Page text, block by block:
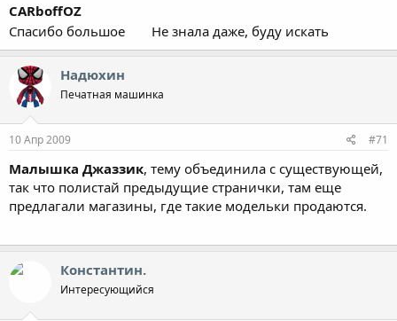
CARboffOZ
Спасибо большое
Не знала даже, буду искать
Надюхин
Печатная машинка
10 Апр 2009 #71
Малышка Джаззик, тему объединила с существующей,
так что полистай предыдущие странички, там еще
предлагали магазины, где такие модельки продаются.
Константин.
Интересующийся